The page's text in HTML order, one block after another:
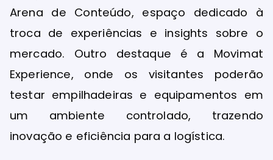
Arena de Conteúdo, espaço dedicado à
troca de experiências e insights sobre o
mercado. Outro destaque é a Movimat
Experience, onde os visitantes poderão
testar empilhadeiras e equipamentos em
um ambiente controlado, trazendo
inovação e eficiência para a logística.